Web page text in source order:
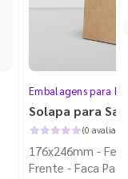
Embalagens para
Solapa para
(0
176x246mm -
Frente - Faca